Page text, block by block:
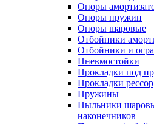
Опоры
Опоры пружин
Опоры шаровые
Отбойники
Отбойники и
Пневмостойки
Прокладки под
Прокладки рессор
Пружины
Пыльники
наконечников